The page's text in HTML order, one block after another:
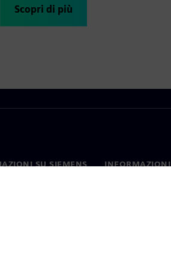
Scopri di più
SU SIEMENS
INFORMAZIONI